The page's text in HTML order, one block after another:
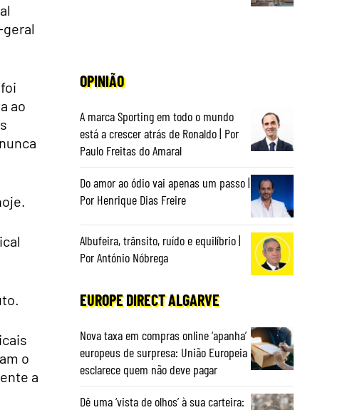
ao
o
a
OPINIÃO
A marca Sporting em todo o mundo
está a crescer atrás de Ronaldo | Por
Paulo Freitas do Amaral
Do amor ao ódio vai apenas um passo |
Por Henrique Dias Freire
Albufeira, trânsito, ruído e equilíbrio |
Por António Nóbrega
EUROPE DIRECT ALGARVE
Nova taxa em compras online ‘apanha’
europeus de surpresa: União Europeia
esclarece quem não deve pagar
Dê uma ‘vista de olhos’ à sua carteira: